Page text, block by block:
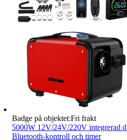
Badge på objektet:Fri frakt
5000W 12V/24V/220V integrerad
Bluetooth-kontroll och timer